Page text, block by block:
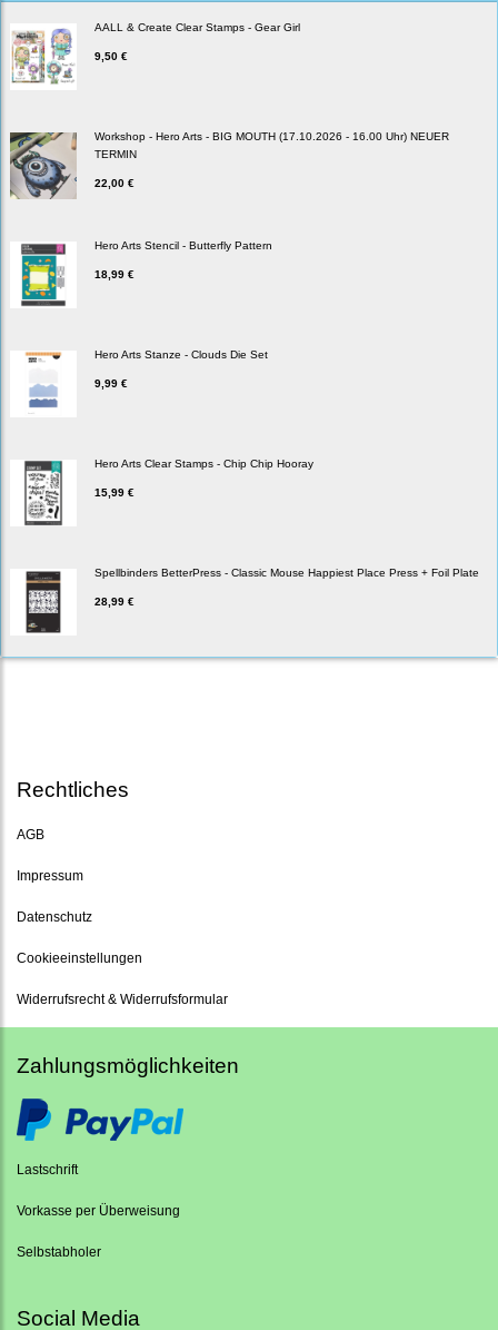
AALL & Create Clear Stamps - Gear Girl
9,50 €
Workshop - Hero Arts - BIG MOUTH (17.10.2026 - 16.00 Uhr) NEUER
TERMIN
22,00 €
Hero Arts Stencil - Butterfly Pattern
18,99 €
Hero Arts Stanze - Clouds Die Set
9,99 €
Hero Arts Clear Stamps - Chip Chip Hooray
15,99 €
Spellbinders BetterPress - Classic Mouse Happiest Place Press + Foil Plate
28,99 €
Rechtliches
AGB
Impressum
Datenschutz
Cookieeinstellungen
Widerrufsrecht & Widerrufsformular
Zahlungsmöglichkeiten
Lastschrift
Vorkasse per Überweisung
Selbstabholer
Social Media